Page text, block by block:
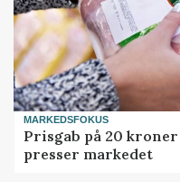
MARKEDSFOKUS
Prisgab på 20
presser markedet